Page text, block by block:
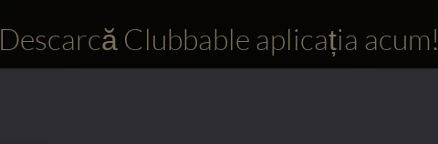
Descarcă Clubbable aplicația acum!